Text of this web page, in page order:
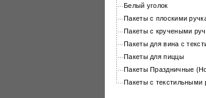
Белый уголок
Пакеты с плоскими
Пакеты с кручеными
Пакеты для вина с
Пакеты для пиццы
Пакеты Праздничные
Пакеты с текстильными